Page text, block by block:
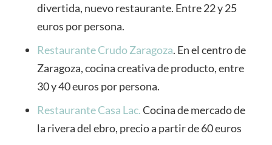
divertida, nuevo restaurante. Entre 22 y 25
euros por persona.
Restaurante Crudo Zaragoza. En el centro de
Zaragoza, cocina creativa de producto, entre
30 y 40 euros por persona.
Restaurante Casa Lac.Cocina de mercado de
la rivera del ebro, precio a partir de 60 euros